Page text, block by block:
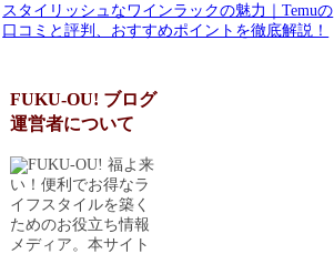
スタイリッシュなワインラックの魅力｜Temuの
口コミと評判、おすすめポイントを徹底解説！
FUKU-OU! ブログ
運営者について
福よ来
い！便利でお得なラ
イフスタイルを築く
ためのお役立ち情報
メディア。本サイト